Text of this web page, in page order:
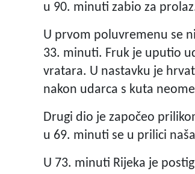
u 90. minuti zabio za
U prvom poluvremenu se
33. minuti. Fruk je uputio
vratara. U nastavku je
nakon udarca s kuta
Drugi dio je započeo
u 69. minuti se u prilici
U 73. minuti Rijeka je